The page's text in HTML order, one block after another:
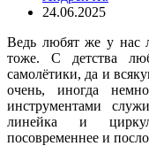
24.06.2025
Ведь любят же у нас
тоже. С детства
самолётики, да и
очень, иногда
инструментами
линейка и
посовременнее и